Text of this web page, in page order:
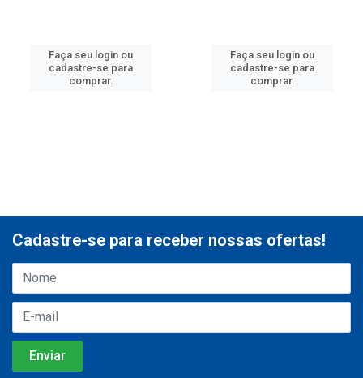
Faça seu login ou
cadastre-se para
comprar.
Faça seu login ou
cadastre-se para
comprar.
Cadastre-se para receber nossas ofertas!